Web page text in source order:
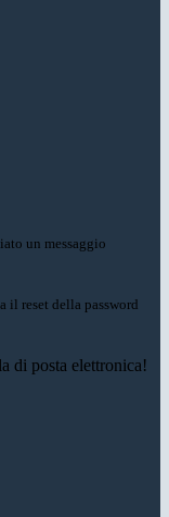
un messaggio
il reset della password
di posta elettronica!